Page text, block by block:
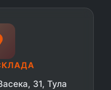
31, Тула